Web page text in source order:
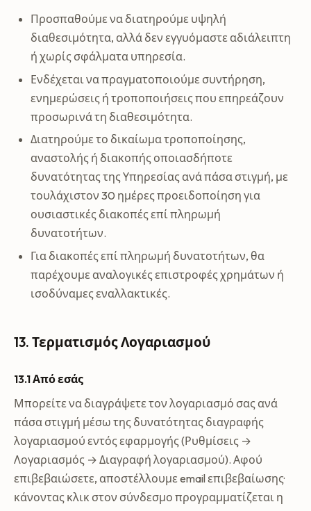
Προσπαθούμε να διατηρούμε υψηλή
διαθεσιμότητα, αλλά δεν εγγυόμαστε αδιάλειπτη
ή χωρίς σφάλματα υπηρεσία.
Ενδέχεται να πραγματοποιούμε συντήρηση,
ενημερώσεις ή τροποποιήσεις που επηρεάζουν
προσωρινά τη διαθεσιμότητα.
Διατηρούμε το δικαίωμα τροποποίησης,
αναστολής ή διακοπής οποιασδήποτε
δυνατότητας της Υπηρεσίας ανά πάσα στιγμή, με
τουλάχιστον 30 ημέρες προειδοποίηση για
ουσιαστικές διακοπές επί πληρωμή
δυνατοτήτων.
Για διακοπές επί πληρωμή δυνατοτήτων, θα
παρέχουμε αναλογικές επιστροφές χρημάτων ή
ισοδύναμες εναλλακτικές.
13. Τερματισμός Λογαριασμού
13.1 Από εσάς
Μπορείτε να διαγράψετε τον λογαριασμό σας ανά
πάσα στιγμή μέσω της δυνατότητας διαγραφής
λογαριασμού εντός εφαρμογής (Ρυθμίσεις →
Λογαριασμός → Διαγραφή λογαριασμού). Αφού
επιβεβαιώσετε, αποστέλλουμε email επιβεβαίωσης·
κάνοντας κλικ στον σύνδεσμο προγραμματίζεται η